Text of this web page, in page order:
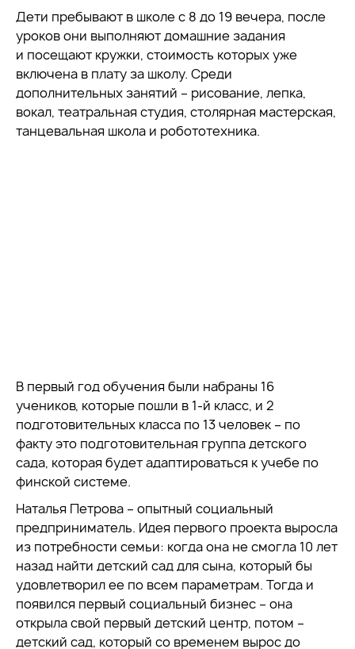
Дети пребывают в школе с 8 до 19 вечера, после
уроков они выполняют домашние задания
и посещают кружки, стоимость которых уже
включена в плату за школу. Среди
дополнительных занятий – рисование, лепка,
вокал, театральная студия, столярная мастерская,
танцевальная школа и робототехника.
В первый год обучения были набраны 16
учеников, которые пошли в 1-й класс, и 2
подготовительных класса по 13 человек – по
факту это подготовительная группа детского
сада, которая будет адаптироваться к учебе по
финской системе.
Наталья Петрова – опытный социальный
предприниматель. Идея первого проекта выросла
из потребности семьи: когда она не смогла 10 лет
назад найти детский сад для сына, который бы
удовлетворил ее по всем параметрам. Тогда и
появился первый социальный бизнес – она
открыла свой первый детский центр, потом –
детский сад, который со временем вырос до